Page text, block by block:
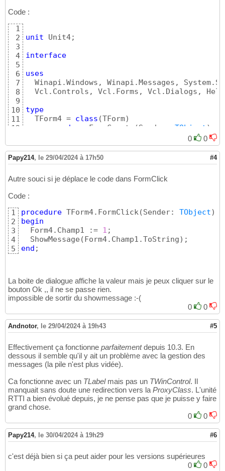
Code :
1
2
3
4
5
6
7
8
9
10
11
12
14
15
16
18
19
20
21
22
23
24
25
26
29
30
31
33
34
36
37
38
40
41
42
43
45
46
48
unit Unit4;
interface
uses
Winapi.Windows, Winapi.Messages,
Vcl.Controls, Vcl.Forms, Vcl.Dialogs,
type
  TForm4 =
class (TForm)
procedure
FormCreate (Sender: TObject )
TObject );
end;
  TFormHelper =
class helper for TForm
    TFields =
class(THelperFields
private
Fields: TFields;
function GetChamp1:
procedure SetChamp1(const Value:
public
var
  Form4: TForm4;
{$R *.dfm}
{ TFormHelper }
function
Result := THelperFieldsObject.Get(Self
end ;
function
end;
procedure TFormHelper.SetChamp1 (const
begin
0 0
Papy214, le 29/04/2024 à 17h50 #4
Autre souci si je déplace le code dans FormClick
Code :
1
2
3
4
5
procedure TForm4.FormClick(Sender: TObject)
begin
  Form4.Champ1 :=
1 ;
  ShowMessage
( Form4.Champ1.ToString)
end ;
La boite de dialogue affiche la valeur mais je peux cliquer sur le
bouton Ok ,, il ne se passe rien.
impossible de sortir du showmessage :-(
0
0
Andnotor, le 29/04/2024 à 19h43 #5
Effectivement ça fonctionne parfaitementdepuis 10.3. En
dessous il semble qu'il y ait un problème avec la gestion des
messages (la pile n'est plus vidée).
Ca fonctionne avec un TLabelmais pas un TWinControl. Il
manquait sans doute une redirection vers la ProxyClass. L'unité
RTTI a bien évolué depuis, je ne pense pas que je puisse y faire
grand chose.
0
0
Papy214, le 30/04/2024 à 19h29 #6
c'est déjà bien si ça peut aider pour les versions supérieures
0
0